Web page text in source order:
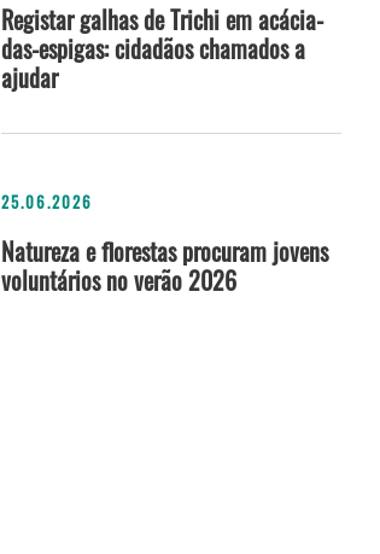
Registar galhas de Trichi em acácia-
das-espigas: cidadãos chamados a
ajudar
25.06.2026
Natureza e florestas procuram jovens
voluntários no verão 2026